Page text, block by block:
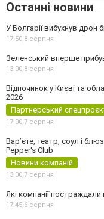
Останні новини
У Болгарії вибухнув дрон
17:50,8 серпня
Зеленський вперше
13:00,8 серпня
Відпочинок у Києві та
2026
Партнерський
17:00,7 серпня
Вар’єте, театр, соул і
Pepper's Club
Новини компаній
13:00,7 серпня
Які компанії постраждали
17:45,6 серпня